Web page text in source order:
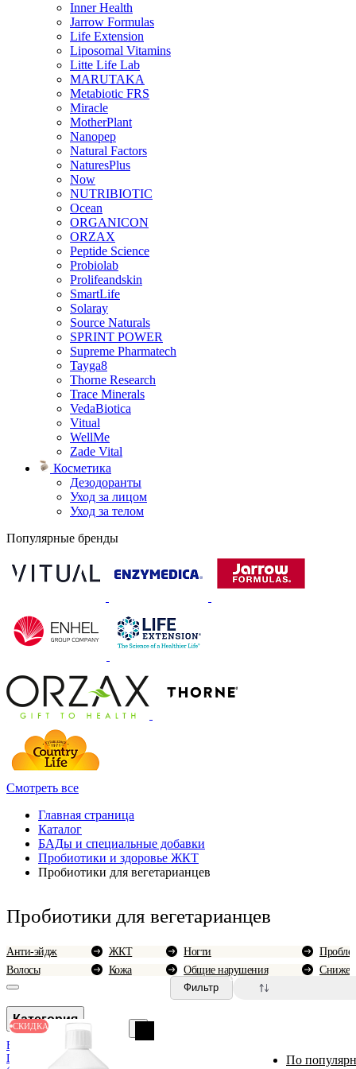
Inner Health
Jarrow Formulas
Life Extension
Liposomal Vitamins
Litte Life Lab
MARUTAKA
Metabiotic FRS
Miracle
MotherPlant
Nanopep
Natural Factors
NaturesPlus
Now
NUTRIBIOTIC
Ocean
ORGANICON
ORZAX
Peptide Science
Probiolab
Prolifeandskin
SmartLife
Solaray
Source Naturals
SPRINT POWER
Supreme Pharmatech
Tayga8
Thorne Research
Trace Minerals
VedaBiotica
Vitual
WellMe
Zade Vital
Косметика
Дезодоранты
Уход за лицом
Уход за телом
Популярные бренды
Смотреть все
Главная страница
Каталог
БАДы и специальные добавки
Пробиотики и здоровье ЖКТ
Пробиотики для вегетарианцев
Пробиотики для вегетарианцев
Анти-эйдж
Волосы
ЖКТ
Кожа
Ногти
Общие нарушения
Категория
Вегетарианцам
Поддержка печени
Фильтр
0
По
СКИДКА